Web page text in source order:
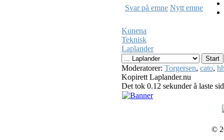
Svar på emne Nytt emne
Kunena
Teknisk
Laplander
Moderatorer: Torgersen, cato,
Kopirett Laplander.nu
Det tok 0.12 sekunder å laste
©